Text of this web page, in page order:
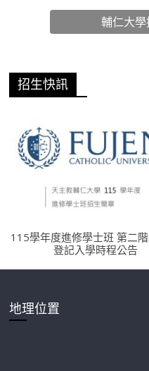
輔仁大
招生快訊
115學年度進修學士班 第二
登記入學時程公告
地理位置